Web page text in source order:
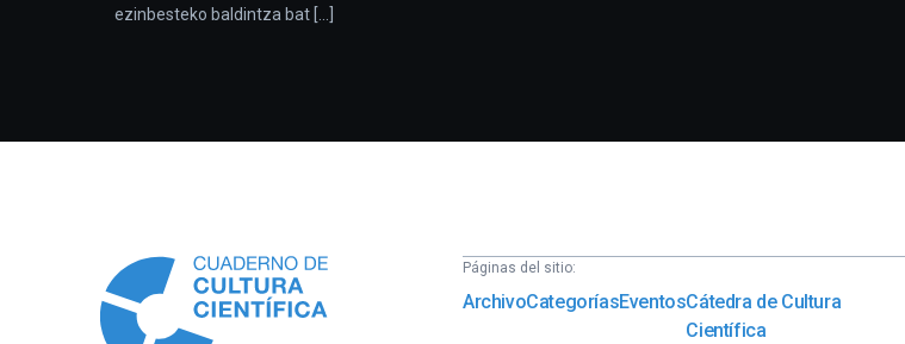
ezinbesteko baldintza bat [...]
Páginas del sitio:
ArchivoCategoríasEventosCátedra de Cultura
Científica